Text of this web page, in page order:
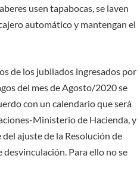
usen tapabocas, se laven
automático y mantengan el
de los jubilados ingresados por
del mes de Agosto/2020 se
con un calendario que será
Ministerio de Hacienda, y
ajuste de la Resolución de
Para ello no se